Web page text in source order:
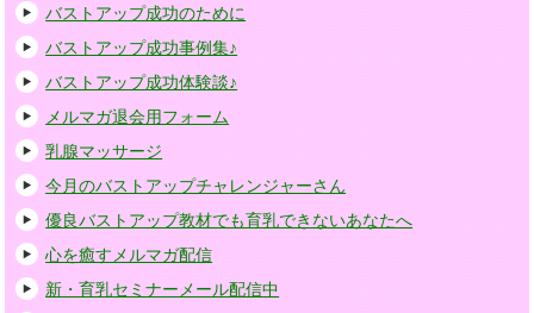
バストアップ成功のために
バストアップ成功事例集♪
バストアップ成功体験談♪
メルマガ退会用フォーム
乳腺マッサージ
今月のバストアップチャレンジャーさん
優良バストアップ教材でも育乳できないあなたへ
心を癒すメルマガ配信
新・育乳セミナーメール配信中